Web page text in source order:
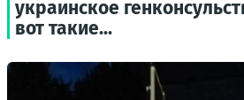
украинское
вот такие...